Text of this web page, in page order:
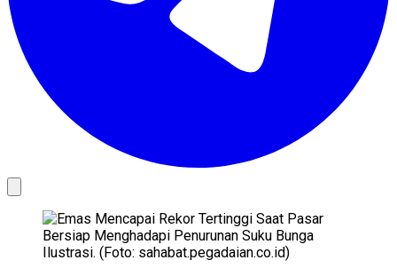
Ilustrasi. (Foto: sahabat.pegadaian.co.id)